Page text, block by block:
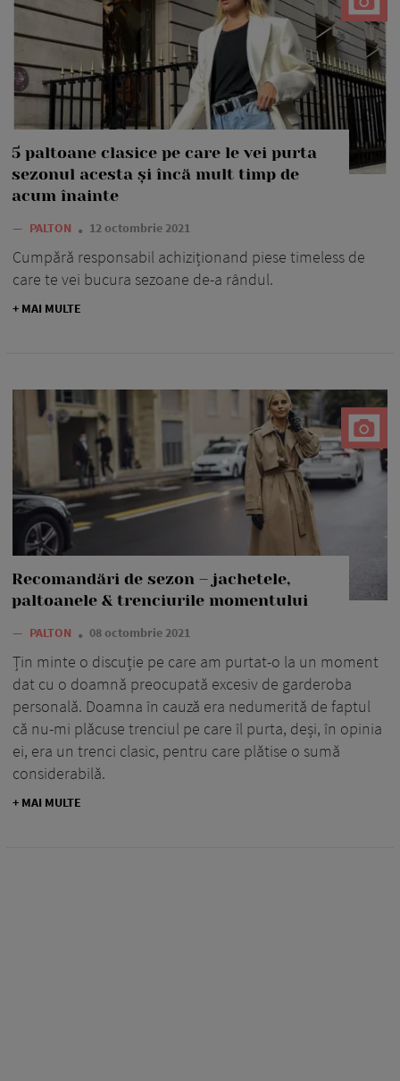
5 paltoane clasice pe care le vei purta
sezonul acesta și încă mult timp de
acum înainte
— PALTON 12 octombrie 2021
Cumpără responsabil achiziționand piese timeless de
care te vei bucura sezoane de-a rândul.
+ MAI MULTE
Recomandări de sezon – jachetele,
paltoanele & trenciurile momentului
— PALTON 08 octombrie 2021
Țin minte o discuție pe care am purtat-o la un moment
dat cu o doamnă preocupată excesiv de garderoba
personală. Doamna în cauză era nedumerită de faptul
că nu-mi plăcuse trenciul pe care îl purta, deși, în opinia
ei, era un trenci clasic, pentru care plătise o sumă
considerabilă.
+ MAI MULTE